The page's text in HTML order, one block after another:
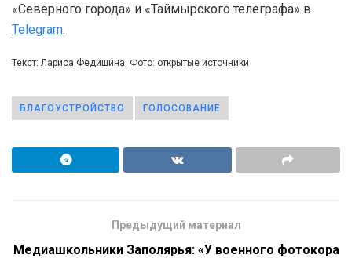
«Северного города» и «Таймырского телеграфа» в
Telegram.
Текст: Лариса Федишина, Фото: открытые источники
БЛАГОУСТРОЙСТВО ГОЛОСОВАНИЕ
Предыдущий материал
Медиашкольники Заполярья: «У военного фотокора